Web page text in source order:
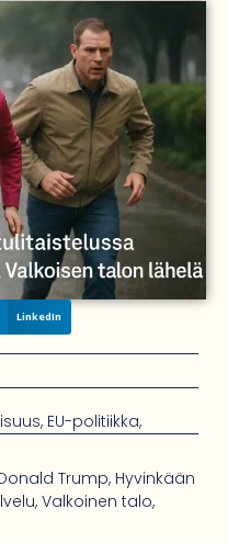
LinkedIn
, EU-politiikka,
Trump, Hyvinkään
, Valkoinen talo,